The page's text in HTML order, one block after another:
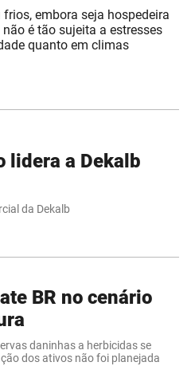
embora seja hospedeira
é tão sujeita a estresses
quanto em climas
lidera a Dekalb
da Dekalb
BR no cenário
daninhas a herbicidas se
dos ativos não foi planejada